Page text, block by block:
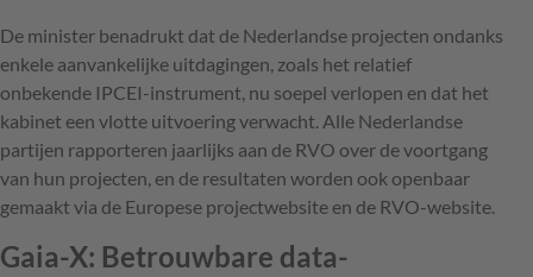
De minister benadrukt dat de Nederlandse projecten ondanks
enkele aanvankelijke uitdagingen, zoals het relatief
onbekende IPCEI-instrument, nu soepel verlopen en dat het
kabinet een vlotte uitvoering verwacht. Alle Nederlandse
partijen rapporteren jaarlijks aan de RVO over de voortgang
van hun projecten, en de resultaten worden ook openbaar
gemaakt via de Europese projectwebsite en de RVO-website.
Gaia-X: Betrouwbare data-